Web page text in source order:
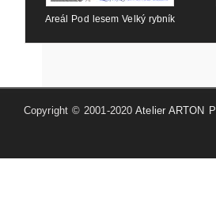
Areál Pod lesem Velký rybník
Copyright © 2001-2020Atelier ARTON